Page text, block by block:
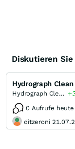
Diskutieren
Hydrograph Clean Power
0 Aufrufe heute
ditzeroni